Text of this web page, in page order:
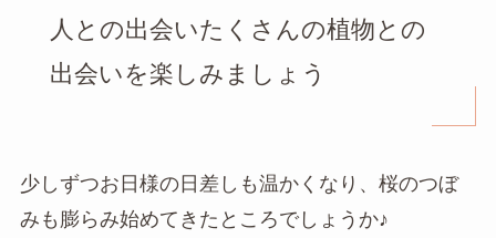
人との出会いたくさんの植物との
出会いを楽しみましょう
少しずつお日様の日差しも温かくなり、桜のつぼ
みも膨らみ始めてきたところでしょうか♪